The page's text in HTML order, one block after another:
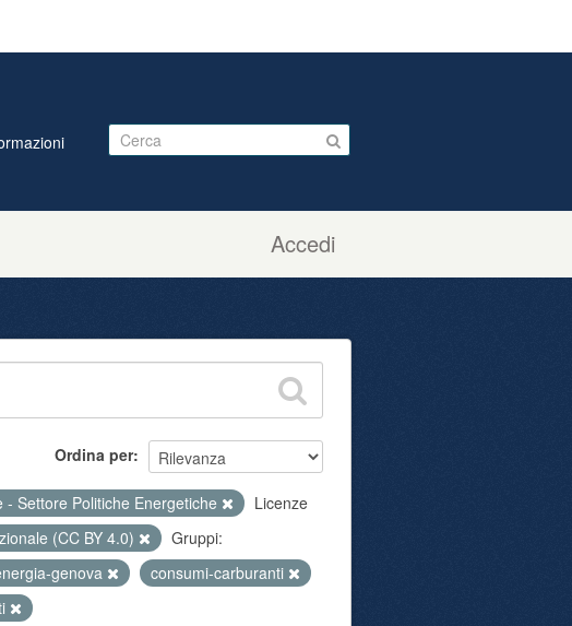
Accedi
Ordina per
Settore Politiche Energetiche
Licenze
(CC BY 4.0)
Gruppi:
genova
consumi-carburanti